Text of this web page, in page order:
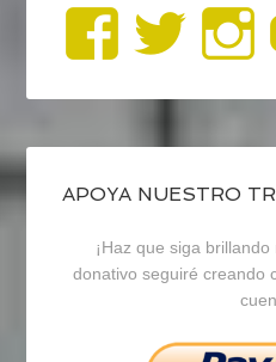
Ver
perfil
de
en
Ver
de
en
APOYA NUESTRO
¡Haz que siga
donativo seguiré creando